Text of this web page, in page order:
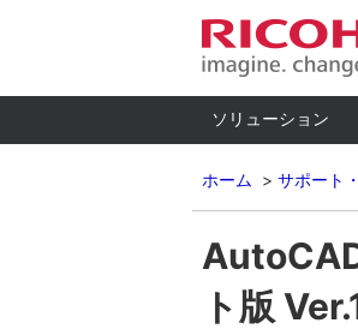
ソリューション
ホーム サポート
ト版